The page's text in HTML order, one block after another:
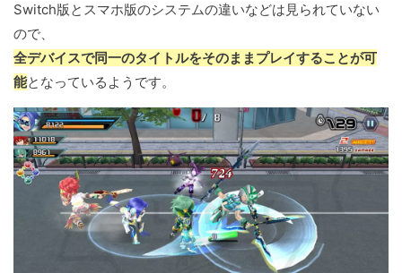
Switch版とスマホ版のシステムの違いなどは見られていない
ので、
全デバイスで同一のタイトルをそのままプレイすることが可
能となっているようです。